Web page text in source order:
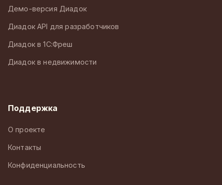
Демо-версия Диадок
Диадок API для разработчиков
Диадок в 1С:Фреш
Диадок в недвижимости
Поддержка
О проекте
Контакты
Конфиденциальность